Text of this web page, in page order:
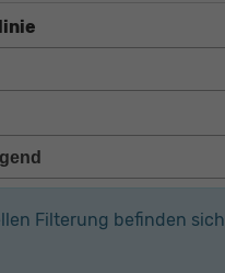
Filterung befinden sich